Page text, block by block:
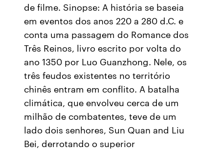
de filme. Sinopse: A história se baseia
em eventos dos anos 220 a 280 d.C. e
conta uma passagem do Romance dos
Três Reinos, livro escrito por volta do
ano 1350 por Luo Guanzhong. Nele, os
três feudos existentes no território
chinês entram em conflito. A batalha
climática, que envolveu cerca de um
milhão de combatentes, teve de um
lado dois senhores, Sun Quan and Liu
Bei, derrotando o superior